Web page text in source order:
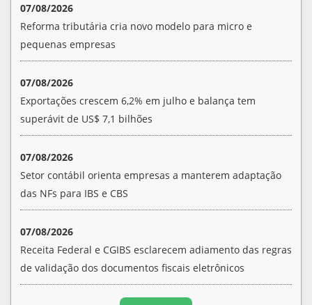
07/08/2026
Reforma tributária cria novo modelo para micro e
pequenas empresas
07/08/2026
Exportações crescem 6,2% em julho e balança tem
superávit de US$ 7,1 bilhões
07/08/2026
Setor contábil orienta empresas a manterem adaptação
das NFs para IBS e CBS
07/08/2026
Receita Federal e CGIBS esclarecem adiamento das regras
de validação dos documentos fiscais eletrônicos